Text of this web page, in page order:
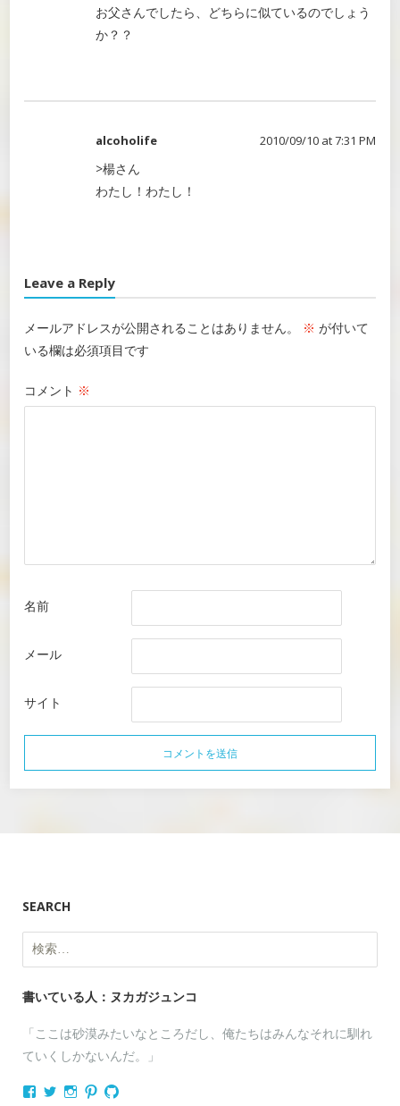
お父さんでしたら、どちらに似ているのでしょう
か？？
alcoholife 2010/09/10 at 7:31 PM
>楊さん
わたし！わたし！
Leave a Reply
メールアドレスが公開されることはありません。 ※ が付いて
いる欄は必須項目です
コメント ※
名前
メール
サイト
SEARCH
索:
書いている人：ヌカガジュンコ
「ここは砂漠みたいなところだし、俺たちはみんなそれに馴れ
ていくしかないんだ。」
nukagajunko
nukaganukaganukaganukaga